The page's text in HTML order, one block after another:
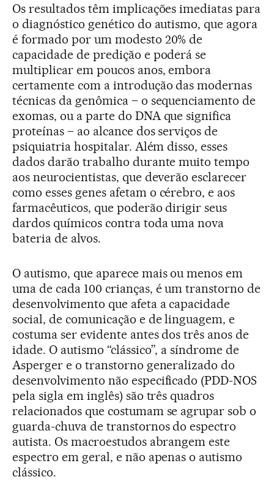
Os resultados têm implicações imediatas para
o diagnóstico genético do autismo, que agora
é formado por um modesto 20% de
capacidade de predição e poderá se
multiplicar em poucos anos, embora
certamente com a introdução das modernas
técnicas da genômica – o sequenciamento de
exomas, ou a parte do DNA que significa
proteínas – ao alcance dos serviços de
psiquiatria hospitalar. Além disso, esses
dados darão trabalho durante muito tempo
aos neurocientistas, que deverão esclarecer
como esses genes afetam o cérebro, e aos
farmacêuticos, que poderão dirigir seus
dardos químicos contra toda uma nova
bateria de alvos.
O autismo, que aparece mais ou menos em
uma de cada 100 crianças, é um transtorno de
desenvolvimento que afeta a capacidade
social, de comunicação e de linguagem, e
costuma ser evidente antes dos três anos de
idade. O autismo “clássico”, a síndrome de
Asperger e o transtorno generalizado do
desenvolvimento não especificado (PDD-NOS
pela sigla em inglês) são três quadros
relacionados que costumam se agrupar sob o
guarda-chuva de transtornos do espectro
autista. Os macroestudos abrangem este
espectro em geral, e não apenas o autismo
clássico.